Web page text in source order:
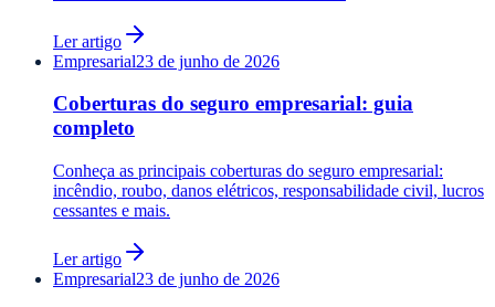
Ler artigo
Empresarial23 de junho de 2026
Coberturas do seguro empresarial: guia
completo
Conheça as principais coberturas do seguro empresarial:
incêndio, roubo, danos elétricos, responsabilidade civil, lucros
cessantes e mais.
Ler artigo
Empresarial23 de junho de 2026